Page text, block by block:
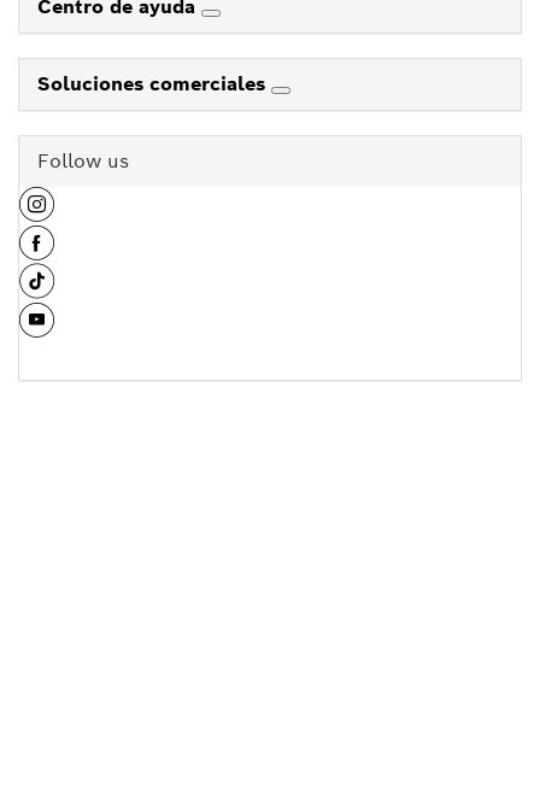
Centro de ayuda
Soluciones comerciales
Follow us